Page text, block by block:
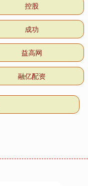
控股
成功
益高网
融亿配资